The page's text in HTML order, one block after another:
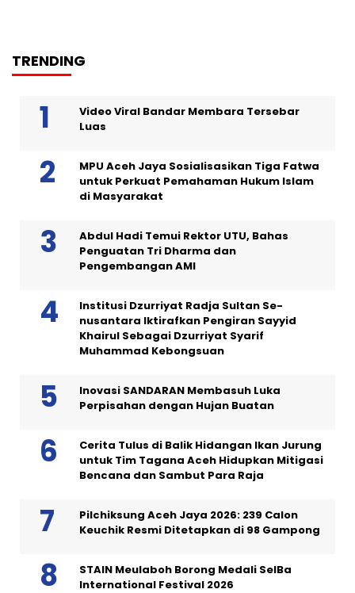
TRENDING
Video Viral Bandar Membara Tersebar
Luas
MPU Aceh Jaya Sosialisasikan Tiga Fatwa
untuk Perkuat Pemahaman Hukum Islam
di Masyarakat
Abdul Hadi Temui Rektor UTU, Bahas
Penguatan Tri Dharma dan
Pengembangan AMI
Institusi Dzurriyat Radja Sultan Se-
nusantara Iktirafkan Pengiran Sayyid
Khairul Sebagai Dzurriyat Syarif
Muhammad Kebongsuan
Inovasi SANDARAN Membasuh Luka
Perpisahan dengan Hujan Buatan
Cerita Tulus di Balik Hidangan Ikan Jurung
untuk Tim Tagana Aceh Hidupkan Mitigasi
Bencana dan Sambut Para Raja
Pilchiksung Aceh Jaya 2026: 239 Calon
Keuchik Resmi Ditetapkan di 98 Gampong
STAIN Meulaboh Borong Medali SeIBa
International Festival 2026